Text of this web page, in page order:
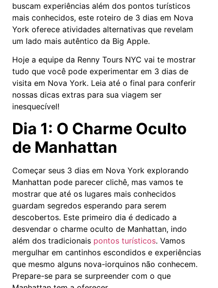
buscam experiências além dos pontos turísticos
mais conhecidos, este roteiro de 3 dias em Nova
York oferece atividades alternativas que revelam
um lado mais autêntico da Big Apple.
Hoje a equipe da Renny Tours NYC vai te mostrar
tudo que você pode experimentar em 3 dias de
visita em Nova York. Leia até o final para conferir
nossas dicas extras para sua viagem ser
inesquecível!
Dia 1: O Charme Oculto
de Manhattan
Começar seus 3 dias em Nova York explorando
Manhattan pode parecer clichê, mas vamos te
mostrar que até os lugares mais conhecidos
guardam segredos esperando para serem
descobertos. Este primeiro dia é dedicado a
desvendar o charme oculto de Manhattan, indo
além dos tradicionais pontos turísticos. Vamos
mergulhar em cantinhos escondidos e experiências
que mesmo alguns nova-iorquinos não conhecem.
Prepare-se para se surpreender com o que